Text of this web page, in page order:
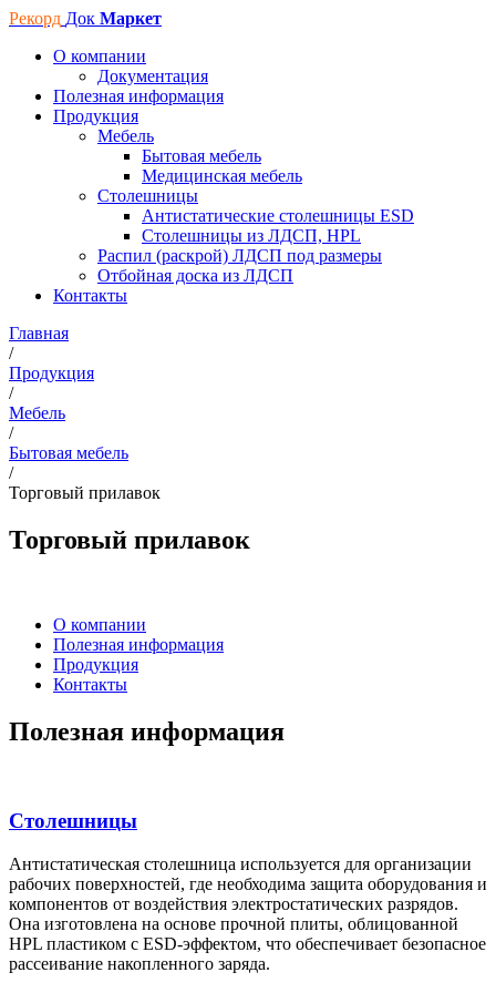
Рекорд Док Маркет
О компании
Документация
Полезная информация
Продукция
Мебель
Бытовая мебель
Медицинская мебель
Столешницы
Антистатические столешницы ESD
Столешницы из ЛДСП, HPL
Распил (раскрой) ЛДСП под размеры
Отбойная доска из ЛДСП
Контакты
Главная
/
Продукция
/
Мебель
/
Бытовая мебель
/
Торговый прилавок
Торговый прилавок
О компании
Полезная информация
Продукция
Контакты
Полезная информация
Столешницы
Антистатическая столешница используется для организации
рабочих поверхностей, где необходима защита оборудования и
компонентов от воздействия электростатических разрядов.
Она изготовлена на основе прочной плиты, облицованной
HPL пластиком с ESD-эффектом, что обеспечивает безопасное
рассеивание накопленного заряда.